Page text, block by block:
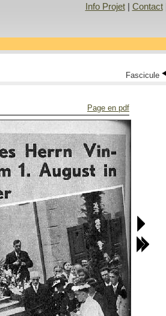
Info Projet| Contact|
Fascicule
Page en pdf